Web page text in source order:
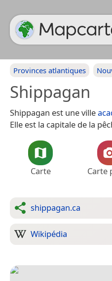
Provinces atlantiques
Shippagan
Shippagan est une ville
Elle est la capitale de la
Carte Carte
shippagan.ca
Wikipédia